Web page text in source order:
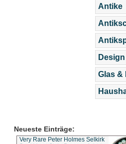
Antike
Design
Glas &
Neueste Einträge:
Very Rare Peter Holmes Selkirk